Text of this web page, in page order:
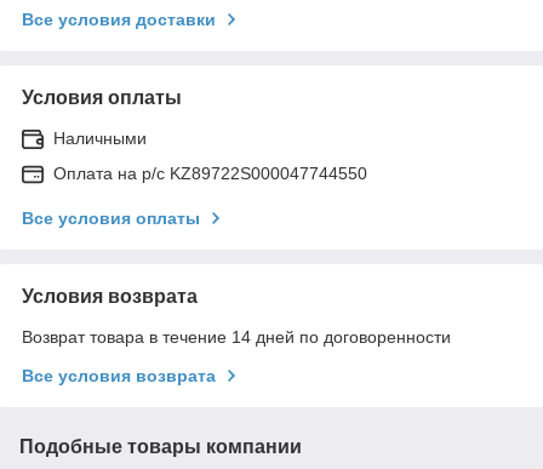
Все условия доставки
Условия оплаты
Наличными
Оплата на р/с KZ89722S000047744550
Все условия оплаты
Условия возврата
Возврат товара в течение 14 дней по договоренности
Все условия возврата
Подобные товары компании